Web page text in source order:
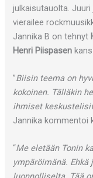
julkaisutauolta.
vierailee
Jannika B on tehnyt
Henri Piispasen
”Biisin teema on
kokoinen. Tälläkin
ihmiset
Jannika kommentoi
“Me eletään Tonin
ympäröimänä.